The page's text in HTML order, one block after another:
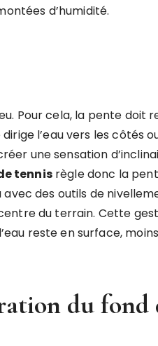
d’humidité.
Pour cela, la pente doit
l’eau vers les côtés
une sensation
tennisrègle donc la
des outils de
du terrain. Cette
reste en surface,
du fond